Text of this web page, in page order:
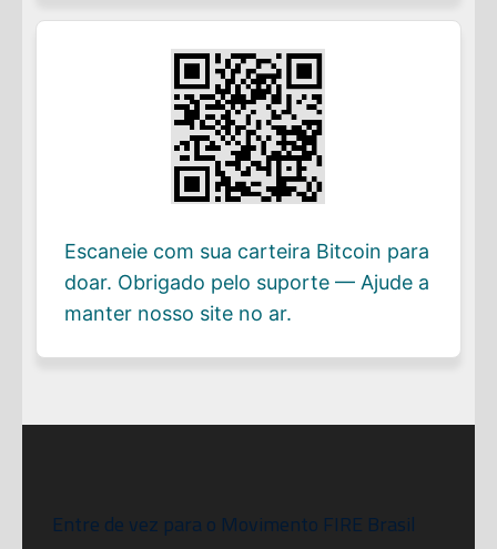
Escaneie com sua carteira Bitcoin para
doar. Obrigado pelo suporte — Ajude a
manter nosso site no ar.
Entre de vez para o Movimento FIRE Brasil